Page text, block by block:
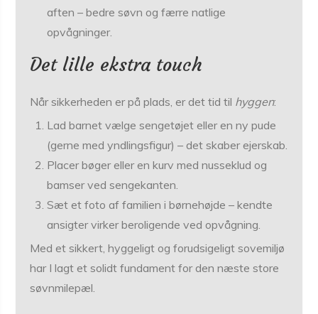
aften – bedre søvn og færre natlige
opvågninger.
Det lille ekstra touch
Når sikkerheden er på plads, er det tid til hyggen:
Lad barnet vælge sengetøjet eller en ny pude
(gerne med yndlingsfigur) – det skaber ejerskab.
Placer bøger eller en kurv med nusseklud og
bamser ved sengekanten.
Sæt et foto af familien i børnehøjde – kendte
ansigter virker beroligende ved opvågning.
Med et sikkert, hyggeligt og forudsigeligt sovemiljø
har I lagt et solidt fundament for den næste store
søvn­milepæl.